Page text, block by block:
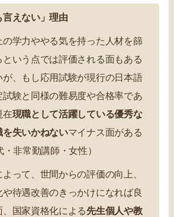
言えない」理由
の学力ややる気を持った人材を篩
という点では評価される面もある
が、もし応用試験が現行の日本語
試験と同様の難易度や合格率であ
在現職として活躍している優秀な
を失いかねないマイナス面がある
非常勤講師・女性）
って、世間からの評価の向上、
や待遇改善のきっかけになれば良
、国家資格化による先生個人や教